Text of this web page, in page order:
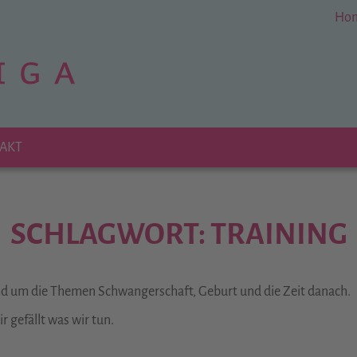
SCHLAGWORT: TRAINING
die Themen Schwangerschaft, Geburt und die Zeit danach.
gefällt was wir tun.